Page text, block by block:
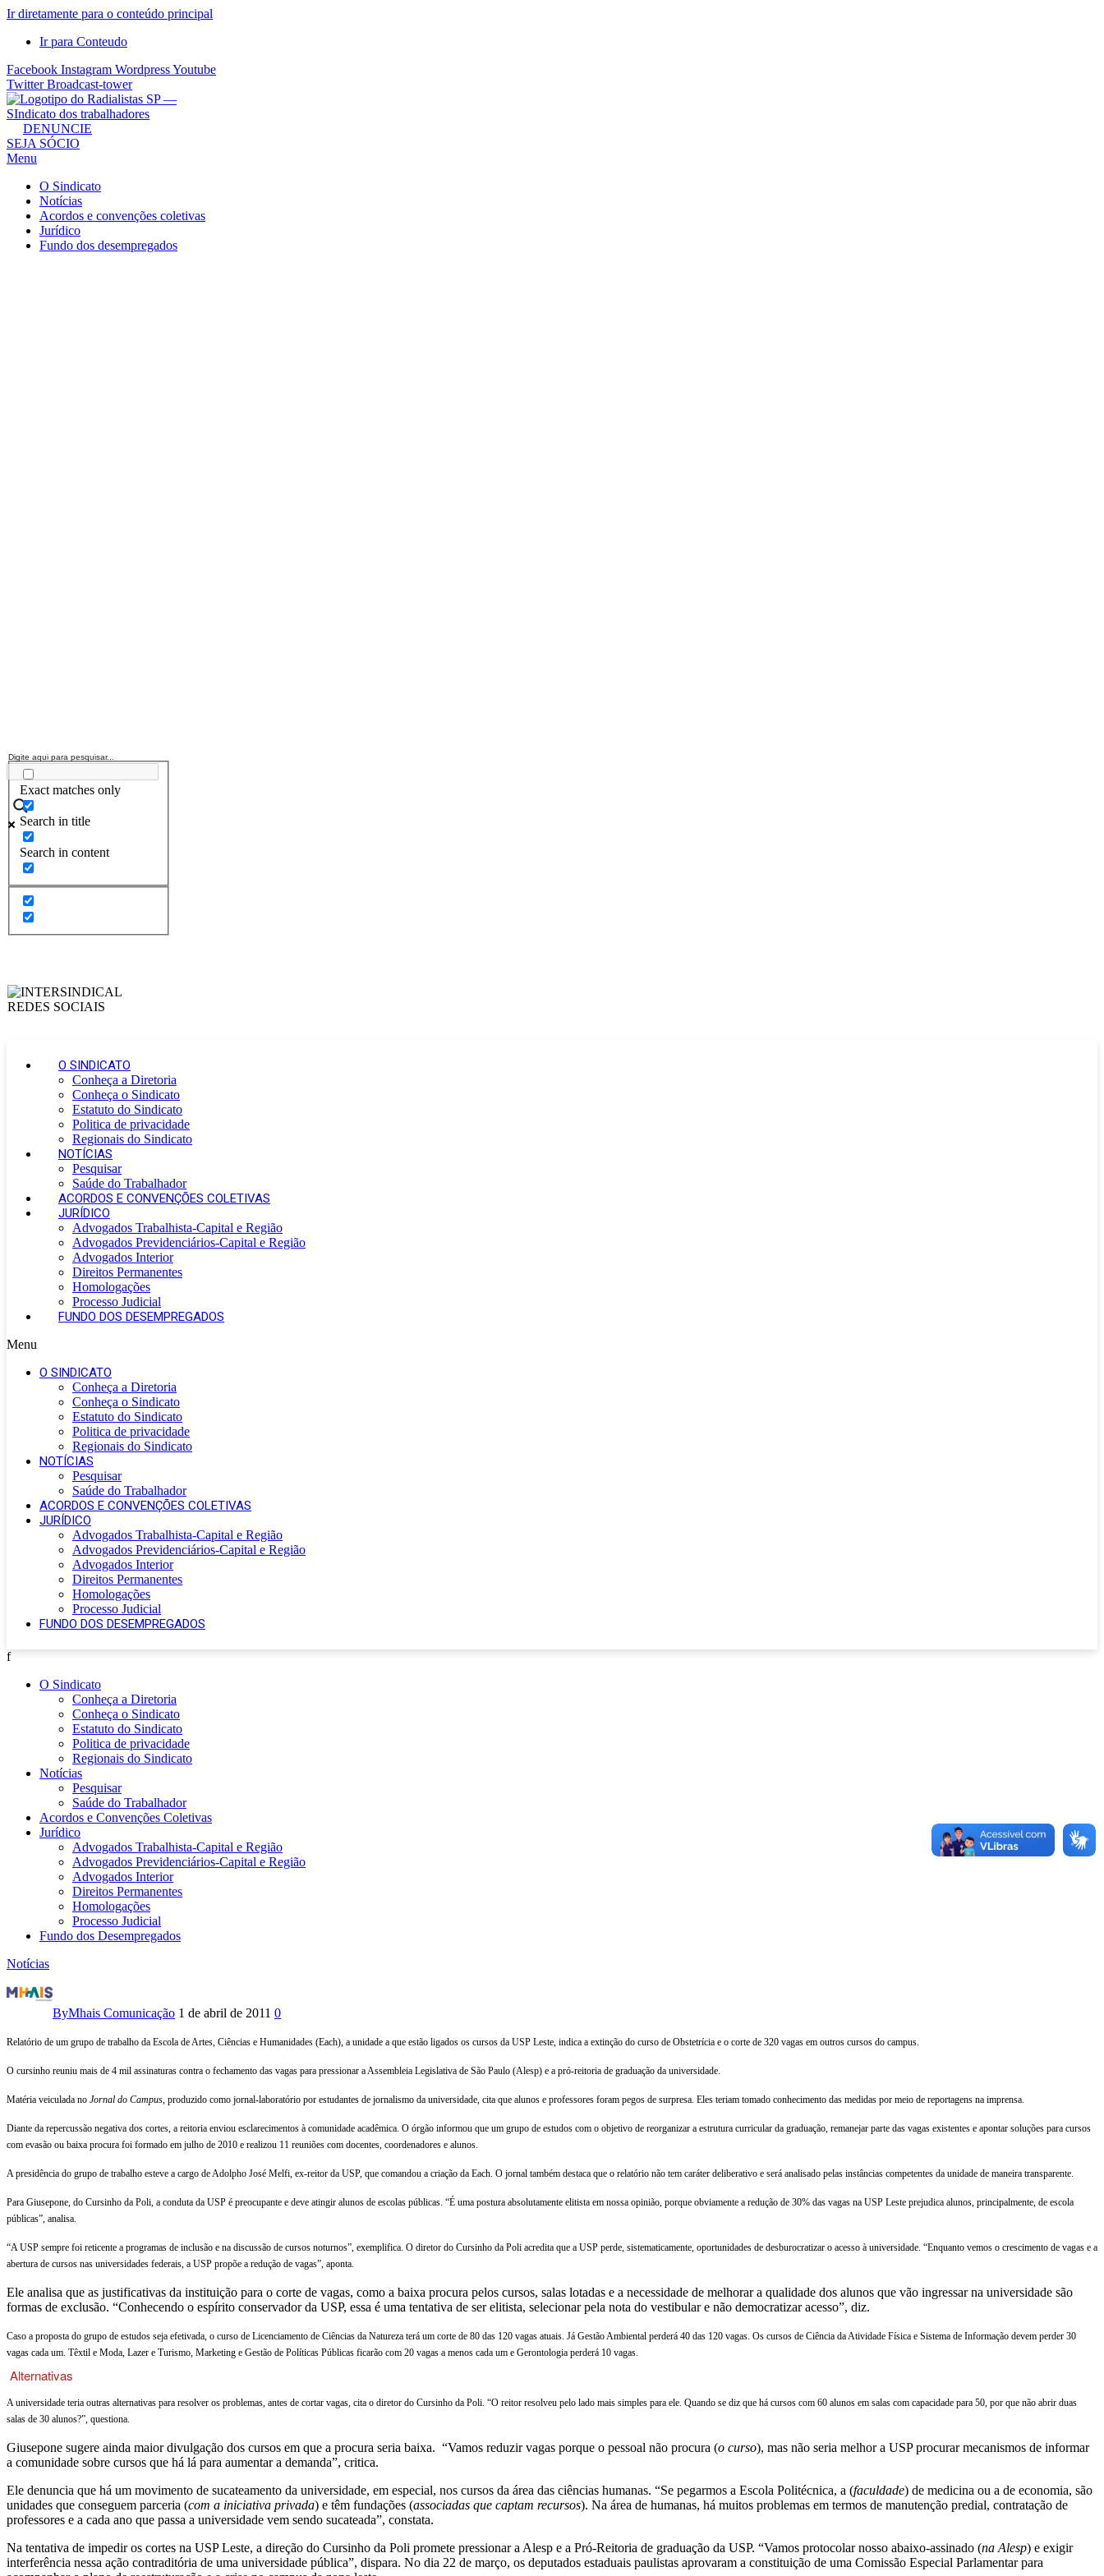
Ir diretamente para o conteúdo principal
Ir para Conteudo
Facebook Instagram WordpressYoutube
Twitter Broadcast-tower
Sindicato
dos
Radialistas
São
Paulo
Sindicato
DENUNCIE
SEJA SÓCIO
Menu
O Sindicato
Notícias
Acordos e convenções coletivas
Jurídico
Fundo dos desempregados
Exact matches only
Search in title
Search in content
O SINDICATO
Conheça a Diretoria
Conheça o Sindicato
Estatuto do Sindicato
Politica de privacidade
Regionais do Sindicato
NOTÍCIAS
Pesquisar
Saúde do Trabalhador
ACORDOS E CONVENÇÕES COLETIVAS
JURÍDICO
Advogados Trabalhista-Capital e Região
Advogados Previdenciários-Capital e Região
Advogados Interior
Direitos Permanentes
Homologações
Processo Judicial
FUNDO DOS DESEMPREGADOS
Menu
O SINDICATO
Conheça a Diretoria
Conheça o Sindicato
Estatuto do Sindicato
Politica de privacidade
Regionais do Sindicato
NOTÍCIAS
Pesquisar
Saúde do Trabalhador
ACORDOS E CONVENÇÕES COLETIVAS
JURÍDICO
Advogados Trabalhista-Capital e Região
Advogados Previdenciários-Capital e Região
Advogados Interior
Direitos Permanentes
Homologações
Processo Judicial
FUNDO DOS DESEMPREGADOS
f
O Sindicato
Conheça a Diretoria
Conheça o Sindicato
Estatuto do Sindicato
Politica de privacidade
Regionais do Sindicato
Notícias
Pesquisar
Saúde do Trabalhador
Acordos e Convenções Coletivas
Jurídico
Advogados Trabalhista-Capital e Região
Advogados Previdenciários-Capital e Região
Advogados Interior
Direitos Permanentes
Homologações
Processo Judicial
Fundo dos Desempregados
Notícias
Corte
vagas
na
USP
vai
atingir
alunos
de
escolas
públicas,
critica
diretor
de
cursinho
popular
ByMhais Comunicação 1 de abril de 2011 0
Relatório de um grupo de trabalho da Escola de Artes, Ciências e Humanidades (Each), a unidade a que estão ligados os cursos da USP Leste, indica a extinção do curso de Obstetrícia e o corte de 320 vagas em outros cursos do campus.
O cursinho reuniu mais de 4 mil assinaturas contra o fechamento das vagas para pressionar a Assembleia Legislativa de São Paulo (Alesp) e a pró-reitoria de graduação da universidade.
Matéria veiculada no Jornal do Campus, produzido como jornal-laboratório por estudantes de jornalismo da universidade, cita que alunos e professores foram pegos de surpresa. Eles teriam tomado conhecimento das medidas por meio de reportagens na imprensa.
Diante da repercussão negativa dos cortes, a reitoria enviou esclarecimentos à comunidade acadêmica. O órgão informou que um grupo de estudos com o objetivo de reorganizar a estrutura curricular da graduação, remanejar parte das vagas existentes e apontar soluções para cursos
com evasão ou baixa procura foi formado em julho de 2010 e realizou 11 reuniões com docentes, coordenadores e alunos.
A presidência do grupo de trabalho esteve a cargo de Adolpho José Melfi, ex-reitor da USP, que comandou a criação da Each. O jornal também destaca que o relatório não tem caráter deliberativo e será analisado pelas instâncias competentes da unidade de maneira transparente.
Para Giusepone, do Cursinho da Poli, a conduta da USP é preocupante e deve atingir alunos de escolas públicas. “É uma postura absolutamente elitista em nossa opinião, porque obviamente a redução de 30% das vagas na USP Leste prejudica alunos, principalmente, de escola
públicas”, analisa.
“A USP sempre foi reticente a programas de inclusão e na discussão de cursos noturnos”, exemplifica. O diretor do Cursinho da Poli acredita que a USP perde, sistematicamente, oportunidades de desburocratizar o acesso à universidade. “Enquanto vemos o crescimento de vagas e a
abertura de cursos nas universidades federais, a USP propõe a redução de vagas”, aponta.
Ele analisa que as justificativas da instituição para o corte de vagas, como a baixa procura pelos cursos, salas lotadas e a necessidade de melhorar a qualidade dos alunos que vão ingressar na universidade são
formas de exclusão. “Conhecendo o espírito conservador da USP, essa é uma tentativa de ser elitista, selecionar pela nota do vestibular e não democratizar acesso”, diz.
Caso a proposta do grupo de estudos seja efetivada, o curso de Licenciamento de Ciências da Natureza terá um corte de 80 das 120 vagas atuais. Já Gestão Ambiental perderá 40 das 120 vagas. Os cursos de Ciência da Atividade Física e Sistema de Informação devem perder 30
vagas cada um. Têxtil e Moda, Lazer e Turismo, Marketing e Gestão de Políticas Públicas ficarão com 20 vagas a menos cada um e Gerontologia perderá 10 vagas.
Alternativas
A universidade teria outras alternativas para resolver os problemas, antes de cortar vagas, cita o diretor do Cursinho da Poli. “O reitor resolveu pelo lado mais simples para ele. Quando se diz que há cursos com 60 alunos em salas com capacidade para 50, por que não abrir duas
salas de 30 alunos?”, questiona.
Giusepone sugere ainda maior divulgação dos cursos em que a procura seria baixa. “Vamos reduzir vagas porque o pessoal não procura (o curso), mas não seria melhor a USP procurar mecanismos de informar
a comunidade sobre cursos que há lá para aumentar a demanda”, critica.
Ele denuncia que há um movimento de sucateamento da universidade, em especial, nos cursos da área das ciências humanas. “Se pegarmos a Escola Politécnica, a (faculdade) de medicina ou a de economia, são
unidades que conseguem parceria (com a iniciativa privada) e têm fundações (associadas que captam recursos). Na área de humanas, há muitos problemas em termos de manutenção predial, contratação de
professores e a cada ano que passa a universidade vem sendo sucateada”, constata.
Na tentativa de impedir os cortes na USP Leste, a direção do Cursinho da Poli promete pressionar a Alesp e a Pró-Reitoria de graduação da USP. “Vamos protocolar nosso abaixo-assinado (na Alesp) e exigir
interferência nessa ação contraditória de uma universidade pública”, dispara. No dia 22 de março, os deputados estaduais paulistas aprovaram a constituição de uma Comissão Especial Parlamentar para